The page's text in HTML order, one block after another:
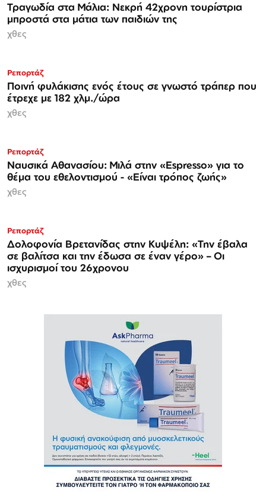
Τραγωδία στα Μάλια: Νεκρή 42χρονη τουρίστρια
μπροστά στα μάτια των παιδιών της
χθες
Ρεπορτάζ
Ποινή φυλάκισης ενός έτους σε γνωστό τράπερ που
έτρεχε με 182 χλμ./ώρα
χθες
Ρεπορτάζ
Ναυσικά Αθανασίου: Μιλά στην «Espresso» για το
θέμα του εθελοντισμού - «Είναι τρόπος ζωής»
χθες
Ρεπορτάζ
Δολοφονία Βρετανίδας στην Κυψέλη: «Την έβαλα
σε βαλίτσα και την έδωσα σε έναν γέρο» – Οι
ισχυρισμοί του 26χρονου
χθες